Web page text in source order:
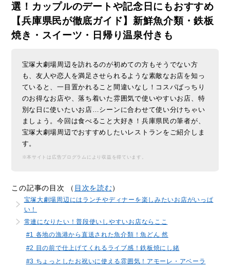
選！カップルのデートや記念日にもおすすめ
【兵庫県民が徹底ガイド】新鮮魚介類・鉄板
焼き・スイーツ・日帰り温泉付きも
宝塚大劇場周辺を訪れるのが初めての方もそうでない方
も、友人や恋人を満足させられるような素敵なお店を知っ
ていると、一目置かれること間違いなし！コスパばっちり
のお得なお店や、落ち着いた雰囲気で使いやすいお店、特
別な日に使いたいお店…シーンに合わせて使い分けちゃい
ましょう。今回は食べること大好き！兵庫県民の筆者が、
宝塚大劇場周辺でおすすめしたいレストランをご紹介しま
す。
※本サイトは広告プログラムにより収益を得ています。
この記事の目次 （ 目次を読む）
宝塚大劇場周辺にはランチやディナーを楽しみたいお店がいっぱ
い！
常連になりたい！普段使いしやすいお店ならここ
#1 各地の漁港から直送された魚介類！魚どん 然
#2 目の前で仕上げてくれるライブ感！鉄板焼にし緒
#3 ちょっとしたお祝いに使える雰囲気！アモーレ・アベーラ